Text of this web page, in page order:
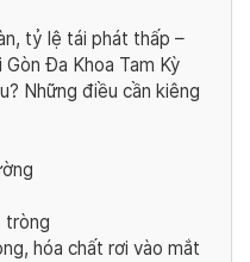
tỷ lệ tái phát thấp –
Gòn Đa Khoa Tam Kỳ
Những điều cần kiêng
tròng
hóa chất rơi vào mắt